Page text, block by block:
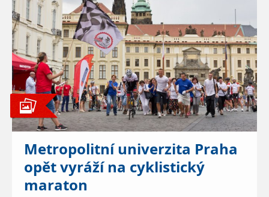
Metropolitní univerzita Praha
opět vyráží na cyklistický
maraton